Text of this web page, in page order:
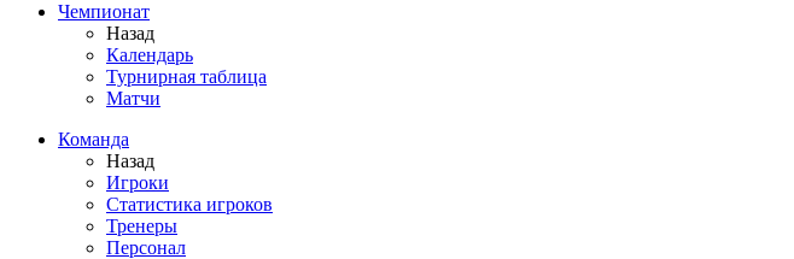
Чемпионат
Назад
Календарь
Турнирная таблица
Матчи
Команда
Назад
Игроки
Статистика игроков
Тренеры
Персонал